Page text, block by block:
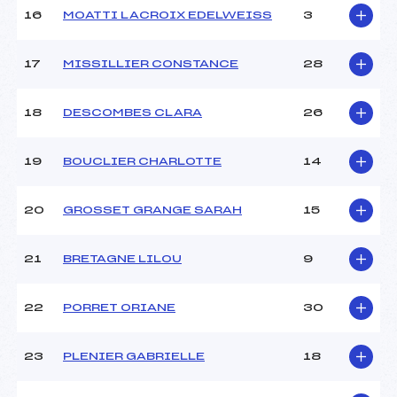
Pénalité appliquée :
65.0000
16 MOATTI LACROIX EDELWEISS 3
17 MISSILLIER CONSTANCE 28
18 DESCOMBES CLARA 26
19 BOUCLIER CHARLOTTE 14
20 GROSSET GRANGE SARAH 15
21 BRETAGNE LILOU 9
22 PORRET ORIANE 30
23 PLENIER GABRIELLE 18